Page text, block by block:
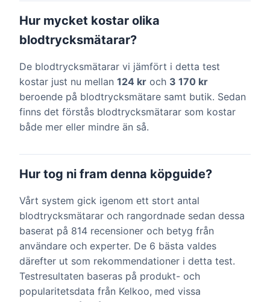
Hur mycket kostar olika
blodtrycksmätarar?
De blodtrycksmätarar vi jämfört i detta test
kostar just nu mellan 124 kr och 3 170 kr
beroende på blodtrycksmätare samt butik. Sedan
finns det förstås blodtrycksmätarar som kostar
både mer eller mindre än så.
Hur tog ni fram denna köpguide?
Vårt system gick igenom ett stort antal
blodtrycksmätarar och rangordnade sedan dessa
baserat på 814 recensioner och betyg från
användare och experter. De 6 bästa valdes
därefter ut som rekommendationer i detta test.
Testresultaten baseras på produkt- och
popularitetsdata från Kelkoo, med vissa